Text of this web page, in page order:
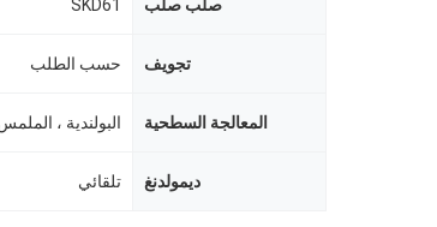
صلب صلب SKD61
تجويف حسب الطلب
المعالجة السطحية البولندية ،
ديمولدنغ تلقائي